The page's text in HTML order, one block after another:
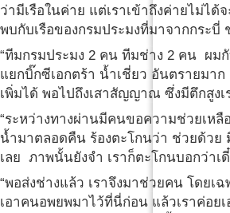
ว่ามีเรือในค่าย แต่เราเข้าถึงค่ายไม่ไ
พบกับเรือของกรมประมงที่มาจากกระบี่
“ทีมกรมประมง 2 คน ทีมช่าง 2 คน ผมกั
แยกบิ๊กซีเอกตร้า น้ำเชี่ยว อันตรายมา
เพิ่มได้ พอไปถึงเสาสัญญาณ ซึ่งมีตึกสูง
“ระหว่างทางผ่านมีคนขอความช่วยเห
น้ำมาตลอดคืน ร้องตะโกนว่า ช่วยด้วย
เลย ภาพนั้นยังจำ เราก็ตะโกนบอกว่า
“พอส่งช่างแล้ว เราจึงมาช่วยคน โดย
เอาคนอพยพมาไว้ที่นี่ก่อน แล้วเราค่อยเ